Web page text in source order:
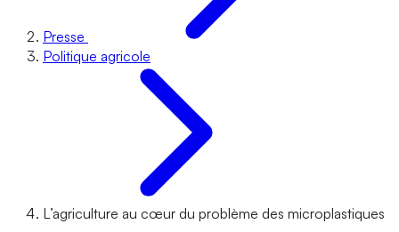
Presse
Politique agricole
L’agriculture au cœur du problème des microplastiques